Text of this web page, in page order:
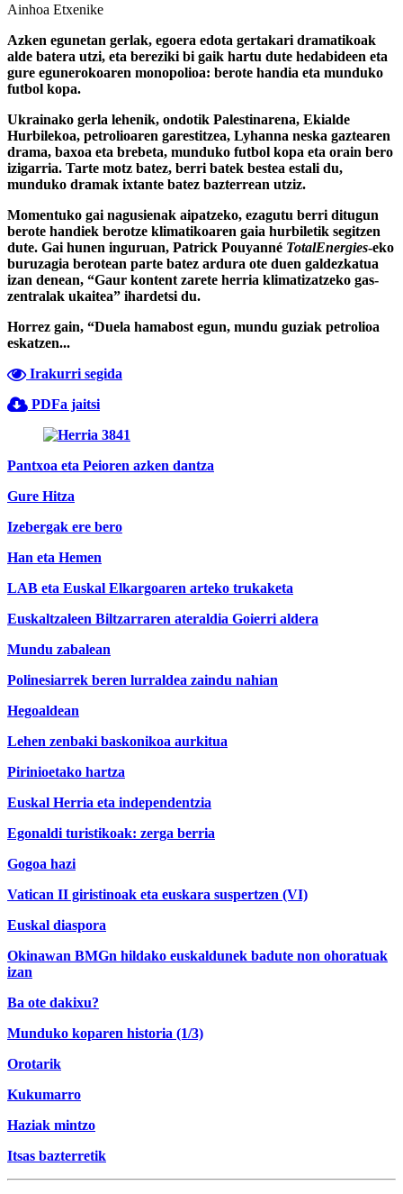
Ainhoa Etxenike
Azken egunetan gerlak, egoera edota gertakari dramatikoak
alde batera utzi, eta bereziki bi gaik hartu dute hedabideen eta
gure egunerokoaren monopolioa: berote handia eta munduko
futbol kopa.
Ukrainako gerla lehenik, ondotik Palestinarena, Ekialde
Hurbilekoa, petrolioaren garestitzea, Lyhanna neska gaztearen
drama, baxoa eta brebeta, munduko futbol kopa eta orain bero
izigarria. Tarte motz batez, berri batek bestea estali du,
munduko dramak ixtante batez bazterrean utziz.
Momentuko gai nagusienak aipatzeko, ezagutu berri ditugun
berote handiek berotze klimatikoaren gaia hurbiletik segitzen
dute. Gai hunen inguruan, Patrick Pouyanné TotalEnergies-eko
buruzagia berotean parte batez ardura ote duen galdezkatua
izan denean, “Gaur kontent zarete herria klimatizatzeko gas-
zentralak ukaitea” ihardetsi du.
Horrez gain, “Duela hamabost egun, mundu guziak petrolioa
eskatzen...
Irakurri segida
PDFa jaitsi
Pantxoa eta Peioren azken dantza
Gure Hitza
Izebergak ere bero
Han eta Hemen
LAB eta Euskal Elkargoaren arteko trukaketa
Euskaltzaleen Biltzarraren ateraldia Goierri aldera
Mundu zabalean
Polinesiarrek beren lurraldea zaindu nahian
Hegoaldean
Lehen zenbaki baskonikoa aurkitua
Pirinioetako hartza
Euskal Herria eta independentzia
Egonaldi turistikoak: zerga berria
Gogoa hazi
Vatican II giristinoak eta euskara suspertzen (VI)
Euskal diaspora
Okinawan BMGn hildako euskaldunek badute non ohoratuak
izan
Ba ote dakixu?
Munduko koparen historia (1/3)
Orotarik
Kukumarro
Haziak mintzo
Itsas bazterretik